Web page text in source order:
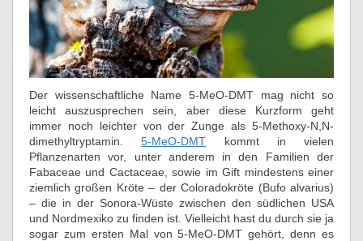
Der wissenschaftliche Name 5-MeO-DMT mag nicht so
leicht auszusprechen sein, aber diese Kurzform geht
immer noch leichter von der Zunge als 5-Methoxy-N,N-
dimethyltryptamin.5-MeO-DMT kommt in vielen
Pflanzenarten vor, unter anderem in den Familien der
Fabaceae und Cactaceae, sowie im Gift mindestens einer
ziemlich großen Kröte – der Coloradokröte (Bufo alvarius)
– die in der Sonora-Wüste zwischen den südlichen USA
und Nordmexiko zu finden ist. Vielleicht hast du durch sie ja
sogar zum ersten Mal von 5-MeO-DMT gehört, denn es